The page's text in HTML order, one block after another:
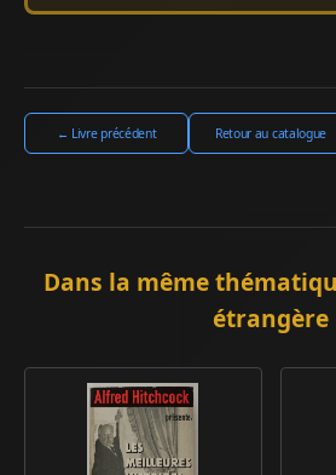
← Livre précédent Retour au catalogue
Dans la même
étrangère